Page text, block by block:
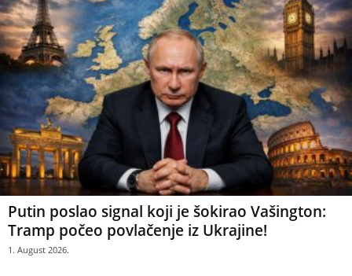
Putin poslao signal koji je šokirao Vašington:
Tramp počeo povlačenje iz Ukrajine!
1. August 2026.